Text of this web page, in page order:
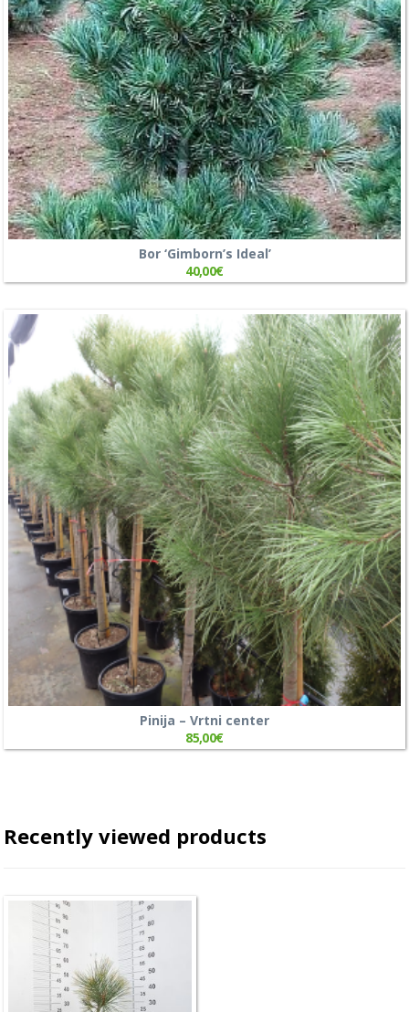
Bor ‘Gimborn’s Ideal’
40,00€
Pinija – Vrtni center
85,00€
Recently viewed products